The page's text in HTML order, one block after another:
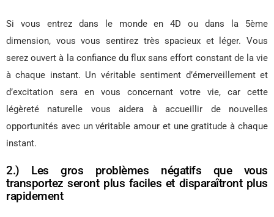
Si vous entrez dans le monde en 4D ou dans la 5ème
dimension, vous vous sentirez très spacieux et léger. Vous
serez ouvert à la confiance du flux sans effort constant de la vie
à chaque instant. Un véritable sentiment d’émerveillement et
d’excitation sera en vous concernant votre vie, car cette
légèreté naturelle vous aidera à accueillir de nouvelles
opportunités avec un véritable amour et une gratitude à chaque
instant.
2.) Les gros problèmes négatifs que vous
transportez seront plus faciles et disparaîtront plus
rapidement